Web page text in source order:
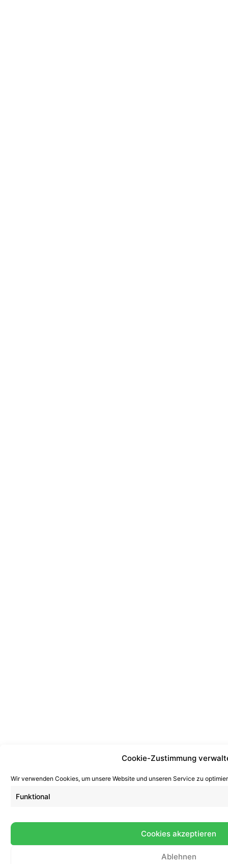
Cookie-Zustimmung
Wir verwenden Cookies, um unsere Website und unseren Service zu
Funktional
Cookies akzeptieren
Ablehnen